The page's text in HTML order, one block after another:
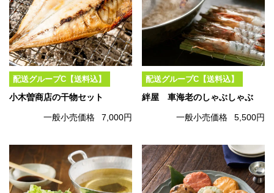
配送グループC【送料込】
小木曽商店の干物セット
一般小売価格 7,000円
配送グループC【送料込】
絆屋 車海老のしゃぶしゃぶ
一般小売価格 5,500円